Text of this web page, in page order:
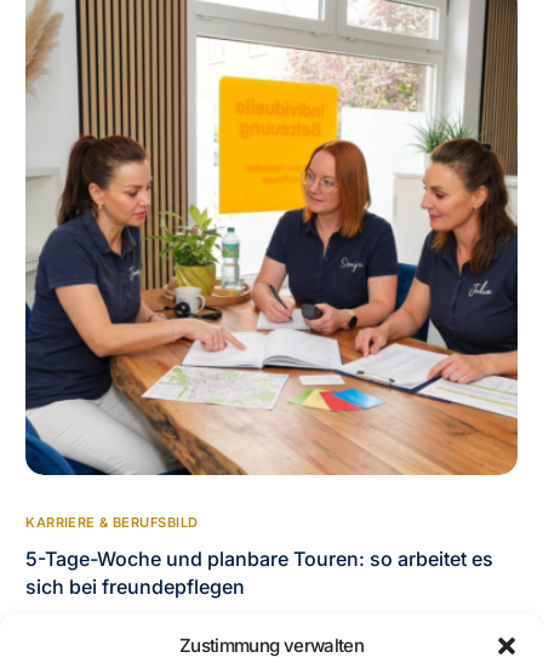
Zustimmung verwalten
KARRIERE & BERUFSBILD
5-Tage-Woche und planbare Touren: so arbeitet es
sich bei freundepflegen
So wird der Berufsalltag in der ambulanten Pflege bei